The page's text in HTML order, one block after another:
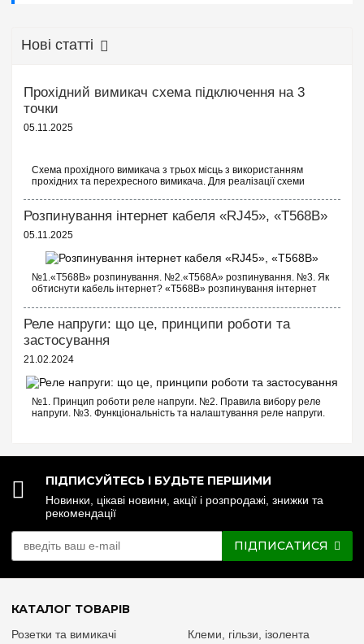
Нові статті
Прохідний вимикач схема підключення на 3
точки
05.11.2025
Схема прохідного вимикача з трьох місць з використанням
прохідних та перехресного вимикача. Для реалізації схеми
вимикачі: Два од...
Розпинування інтернет кабеля «RJ45», «T568B»
05.11.2025
№1.«T568B» розпинування. №2.«T568A» розпинування. №3. Як
обтиснути кабель інтернет? «T568B» розпинування інтернет
Реле напруги: що це, принципи роботи та
застосування
21.02.2024
№1. Принцип роботи реле напруги. №2. Правила вибору реле
напруги. №3. Функціональність та налаштування реле напруги.
ПІДПИСУЙТЕСЬ І БУДЬТЕ ПЕРШИМИ
Новинки, цікаві новини, акції і розпродажі, знижки та
рекомендації
ПІДПИСАТИСЯ
КАТАЛОГ ТОВАРІВ
Розетки та вимикачі
Клеми, гільзи, ізолента